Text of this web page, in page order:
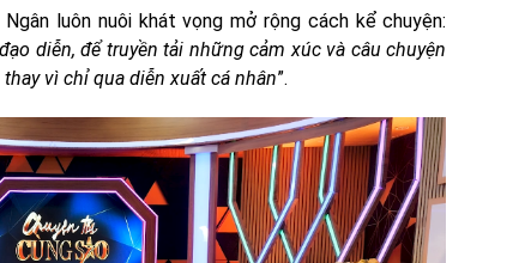
luôn nuôi khát vọng mở rộng cách kể chuyện:
diễn, để truyền tải những cảm xúc và câu chuyện
vì chỉ qua diễn xuất cá nhân”.